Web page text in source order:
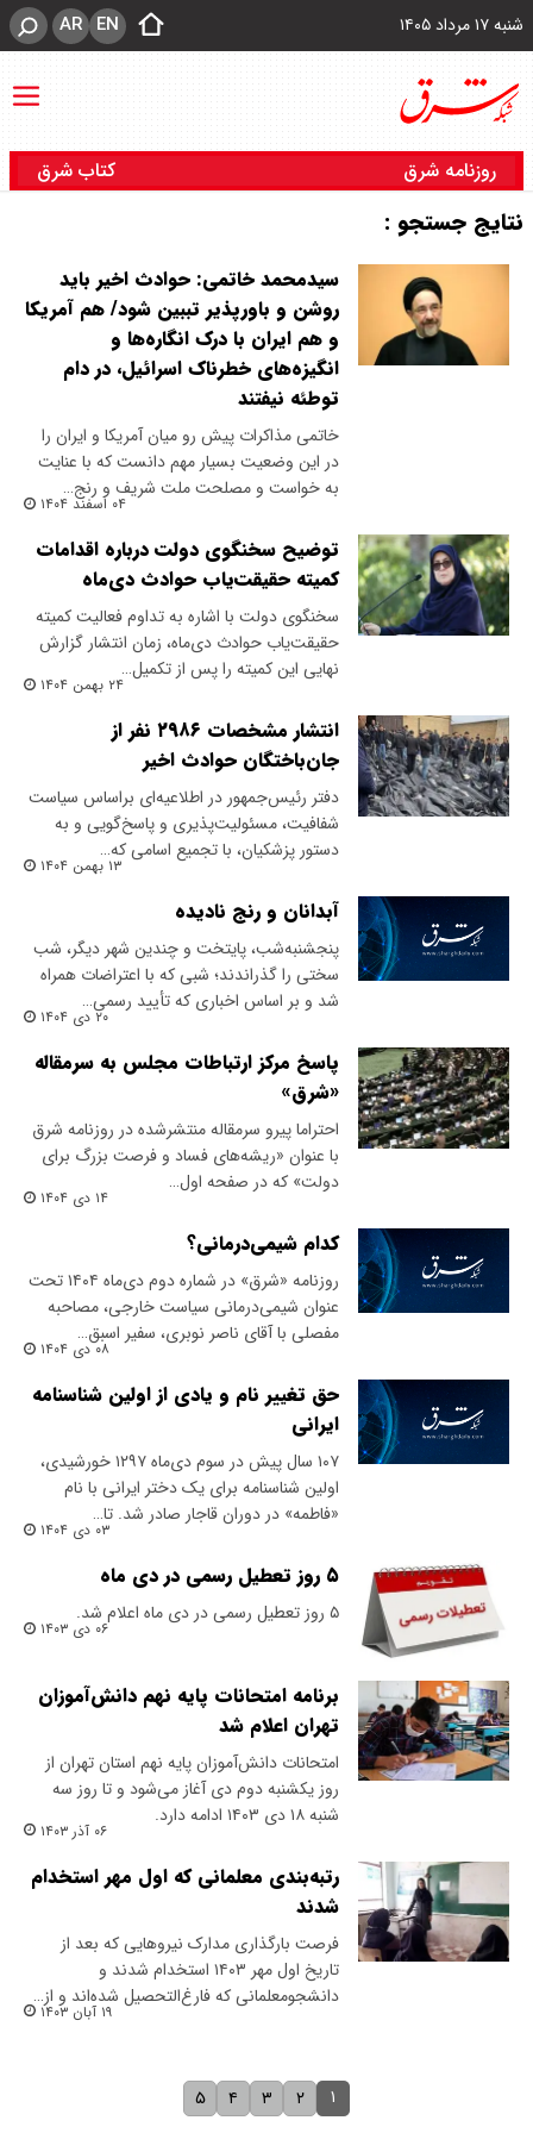
شنبه ۱۷ مرداد ۱۴۰۵ EN
AR
روزنامه شرق کتاب شرق
نتایج جستجو :
سیدمحمد خاتمی: حوادث اخیر باید
روشن و باورپذیر تببین شود/ هم آمریکا
و هم ایران با درک انگاره‌ها و
انگیزه‌های خطرناک اسرائیل، در دام
توطئه‌ نیفتند
خاتمی مذاکرات پیش رو میان آمریکا و ایران را
در این وضعیت بسیار مهم دانست که با عنایت
به خواست و‌ مصلحت ملت شریف و رنج…
۰۴ اسفند ۱۴۰۴
توضیح سخنگوی دولت درباره اقدامات
کمیته حقیقت‌یاب حوادث دی‌ماه
سخنگوی دولت با اشاره به تداوم فعالیت کمیته
حقیقت‌یاب حوادث دی‌ماه، زمان انتشار گزارش
نهایی این کمیته را پس از تکمیل…
۲۴ بهمن ۱۴۰۴
انتشار مشخصات ۲۹۸۶ نفر از
جان‌باختگان حوادث اخیر
دفتر رئیس‌جمهور در اطلاعیه‌ای بر‌اساس سیاست
شفافیت، مسئولیت‌پذیری و پاسخ‌گویی و به
دستور پزشکیان،‌ با تجمیع اسامی که…
۱۳ بهمن ۱۴۰۴
آبدانان و رنج نادیده
پنجشنبه‌شب، پایتخت و چندین شهر دیگر، شب
سختی را گذراندند؛ شبی که با اعتراضات همراه
شد و بر اساس اخباری که تأیید رسمی…
۲۰ دی ۱۴۰۴
پاسخ مرکز ارتباطات مجلس به سرمقاله
«شرق»
احتراما پیرو سرمقاله منتشرشده در روزنامه شرق
با عنوان «ریشه‌­­­­­­­­های فساد و فرصت بزرگ برای
دولت» که در صفحه اول…
۱۴ دی ۱۴۰۴
کدام شیمی‌درمانی؟
روزنامه «شرق» در شماره دوم دی‌ماه ۱۴۰۴ تحت
عنوان شیمی‌درمانی سیاست خارجی، مصاحبه
مفصلی با آقای ناصر نوبری، سفیر اسبق…
۰۸ دی ۱۴۰۴
حق تغییر نام و یادی از اولین شناسنامه
ایرانی
۱۰۷ سال پیش در سوم دی‌ماه ۱۲۹۷ خورشیدی،
اولین شناسنامه برای یک دختر ایرانی با نام
«فاطمه» در دوران قاجار صادر شد. تا…
۰۳ دی ۱۴۰۴
۵ روز تعطیل رسمی در دی ماه
۵ روز تعطیل رسمی در دی ماه اعلام شد.
۰۶ دی ۱۴۰۳
برنامه امتحانات پایه نهم دانش‌آموزان
تهران اعلام شد
امتحانات دانش‌آموزان پایه نهم استان تهران از
روز یکشنبه دوم دی آغاز می‌شود و تا روز سه
شنبه ۱۸ دی ۱۴۰۳ ادامه دارد.
۰۶ آذر ۱۴۰۳
رتبه‌بندی معلمانی که اول مهر استخدام
شدند
فرصت بارگذاری مدارک نیرو‌هایی که بعد از
تاریخ اول مهر ۱۴۰۳ استخدام شدند و
دانشجومعلمانی که فارغ‌التحصیل شده‌اند و از…
۱۹ آبان ۱۴۰۳
۱ ۲ ۳ ۴ ۵